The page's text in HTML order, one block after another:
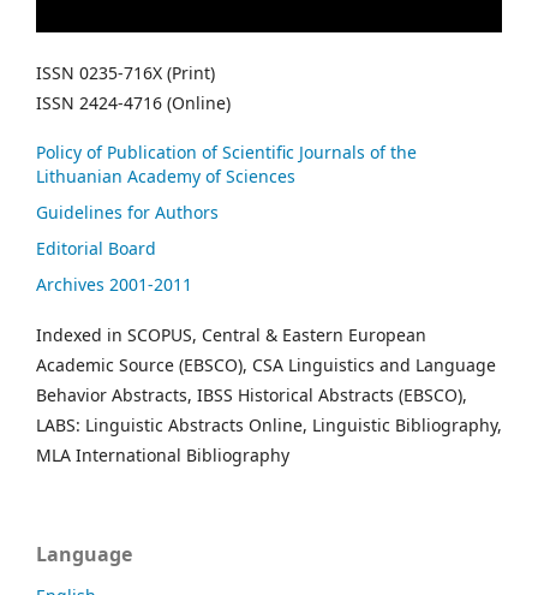
ISSN 0235-716X (Print)
ISSN 2424-4716 (Online)
Policy of Publication of Scientific Journals of the
Lithuanian Academy of Sciences
Guidelines for Authors
Editorial Board
Archives 2001-2011
Indexed in SCOPUS, Central & Eastern European
Academic Source (EBSCO), CSA Linguistics and Language
Behavior Abstracts, IBSS Historical Abstracts (EBSCO),
LABS: Linguistic Abstracts Online, Linguistic Bibliography,
MLA International Bibliography
Language